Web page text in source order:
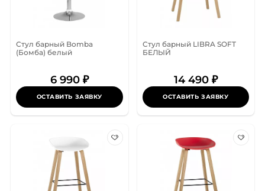
Стул барный Bomba
(Бомба) белый
6 990 ₽
ОСТАВИТЬ ЗАЯВКУ
Стул барный LIBRA SOFT
БЕЛЫЙ
14 490 ₽
ОСТАВИТЬ ЗАЯВКУ